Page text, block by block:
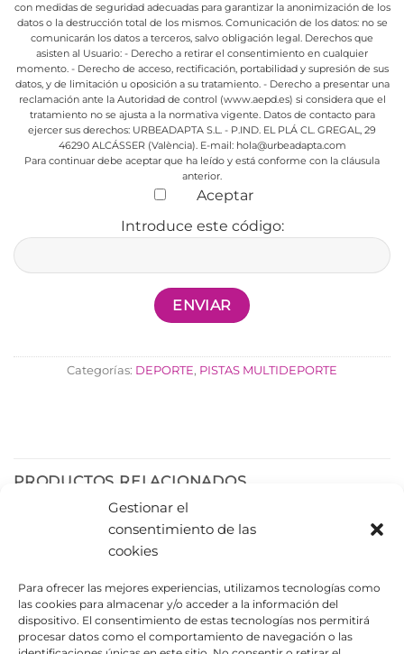
Gestionar el
consentimiento de las
cookies
Para ofrecer las mejores experiencias, utilizamos tecnologías como
las cookies para almacenar y/o acceder a la información del
dispositivo. El consentimiento de estas tecnologías nos permitirá
procesar datos como el comportamiento de navegación o las
con medidas de seguridad adecuadas para garantizar la anonimización de los
datos o la destrucción total de los mismos.Comunicación de los datos: no se
comunicarán los datos a terceros, salvo obligación legal. Derechos que
asisten al Usuario: - Derecho a retirar el consentimiento en cualquier
momento.- Derecho de acceso, rectificación, portabilidad y supresión de sus
datos, y de limitación u oposición a su tratamiento.- Derecho a presentar una
reclamación ante la Autoridad de control (www.aepd.es) si considera que el
tratamiento no se ajusta a la normativa vigente.Datos de contacto para
ejercer sus derechos: URBEADAPTA S.L. - P.IND. EL PLÁ CL. GREGAL, 29
46290 ALCÁSSER (València). E-mail: hola@urbeadapta.com
Para continuar debe aceptar que ha leído y está conforme con la cláusula
anterior.
Aceptar
Introduce este código:
Categorías: DEPORTE, PISTAS MULTIDEPORTE
PRODUCTOS RELACIONADOS